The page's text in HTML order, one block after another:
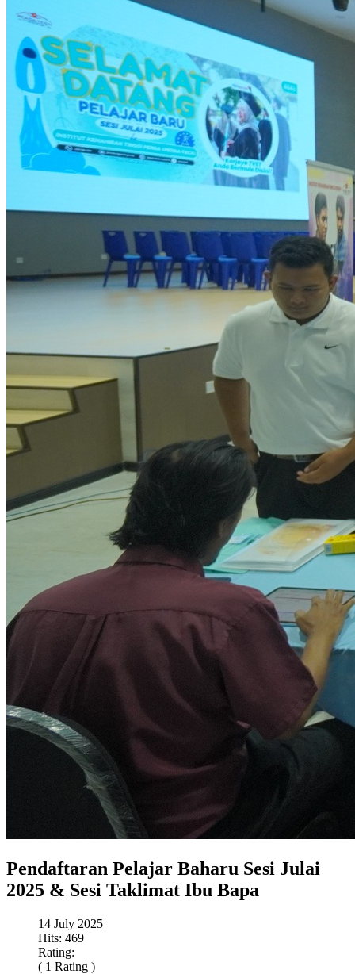
Pendaftaran Pelajar Baharu Sesi Julai
2025 & Sesi Taklimat Ibu Bapa
14 July 2025
Hits: 469
Rating:
( 1 Rating )